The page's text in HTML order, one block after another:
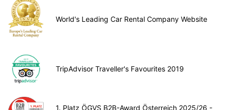
World's Leading Car Rental Company Website
TripAdvisor Traveller's Favourites 2019
1. Platz ÖGVS B2B-Award Österreich 2025/26 -